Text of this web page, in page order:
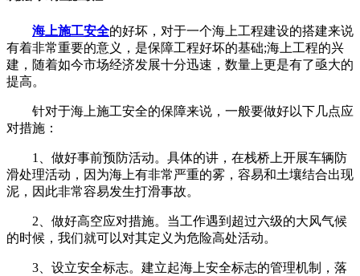
海上施工安全的好坏，对于一个海上工程建设的搭建来说
有着非常重要的意义，是保障工程好坏的基础;海上工程的兴
建，随着如今市场经济发展十分迅速，数量上更是有了亟大的
提高。
针对于海上施工安全的保障来说，一般要做好以下几点应
对措施：
1、做好事前预防活动。具体的讲，在栈桥上开展车辆防
滑处理活动，因为海上有非常严重的雾，容易和土壤结合出现
泥，因此非常容易发生打滑事故。
2、做好高空应对措施。当工作遇到超过六级的大风气候
的时候，我们就可以对其定义为危险高处活动。
3、设立安全标志。建立起海上安全标志的管理机制，落